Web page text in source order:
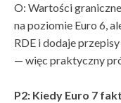
O: Wartości
na poziomie Euro 6,
RDE i dodaje
— więc praktyczny
P2: Kiedy Euro 7